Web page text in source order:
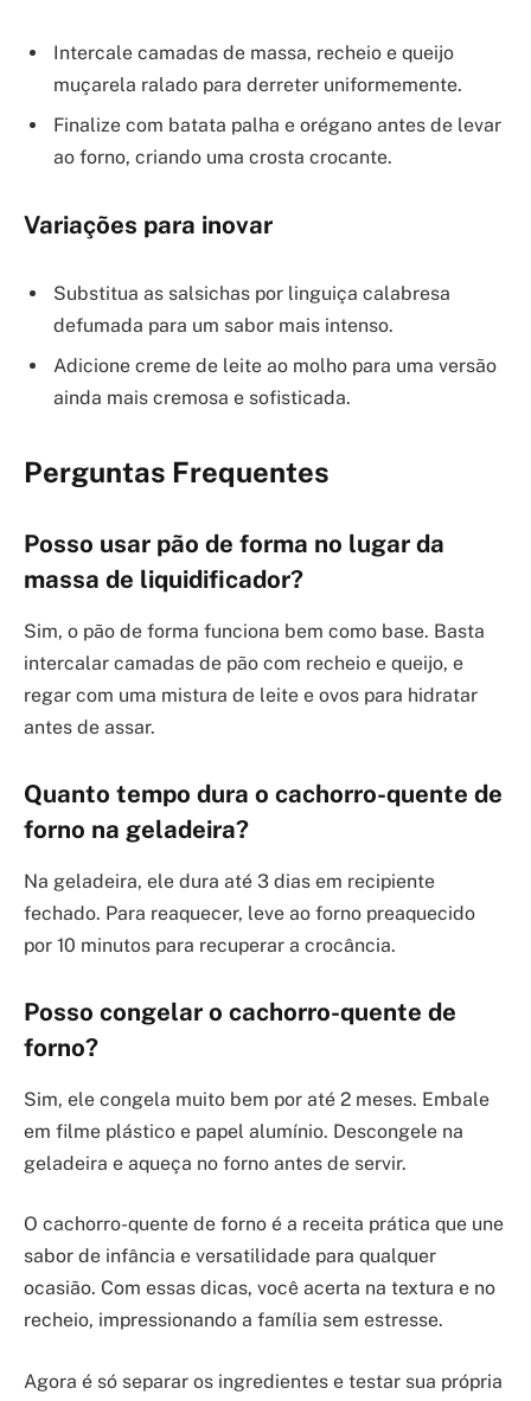
Intercale camadas de massa, recheio e queijo
muçarela ralado para derreter uniformemente.
Finalize com batata palha e orégano antes de levar
ao forno, criando uma crosta crocante.
Variações para inovar
Substitua as salsichas por linguiça calabresa
defumada para um sabor mais intenso.
Adicione creme de leite ao molho para uma versão
ainda mais cremosa e sofisticada.
Perguntas Frequentes
Posso usar pão de forma no lugar da
massa de liquidificador?
Sim, o pão de forma funciona bem como base. Basta
intercalar camadas de pão com recheio e queijo, e
regar com uma mistura de leite e ovos para hidratar
antes de assar.
Quanto tempo dura o cachorro-quente de
forno na geladeira?
Na geladeira, ele dura até 3 dias em recipiente
fechado. Para reaquecer, leve ao forno preaquecido
por 10 minutos para recuperar a crocância.
Posso congelar o cachorro-quente de
forno?
Sim, ele congela muito bem por até 2 meses. Embale
em filme plástico e papel alumínio. Descongele na
geladeira e aqueça no forno antes de servir.
O cachorro-quente de forno é a receita prática que une
sabor de infância e versatilidade para qualquer
ocasião. Com essas dicas, você acerta na textura e no
recheio, impressionando a família sem estresse.
Agora é só separar os ingredientes e testar sua própria